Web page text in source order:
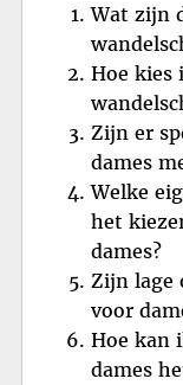
Wat zijn
Hoe kies
Zijn er
dames
Welke
het
dames?
Zijn lage
voor
Hoe kan
dames